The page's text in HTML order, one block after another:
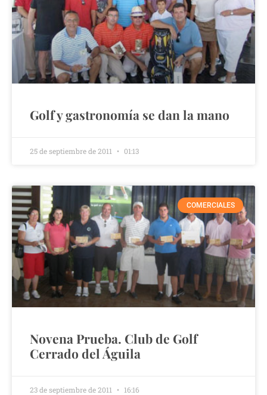
Golf y gastronomía se dan la mano
25 de septiembre de 2011 01:13
COMERCIALES
Novena Prueba. Club de Golf
Cerrado del Águila
23 de septiembre de 2011 16:16